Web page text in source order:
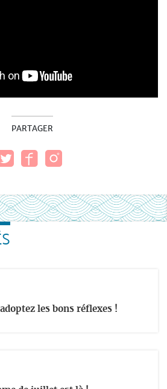
PARTAGER
les bons réflexes !